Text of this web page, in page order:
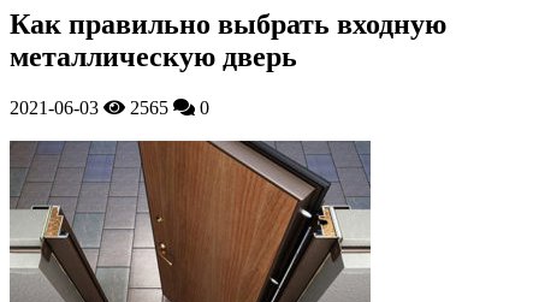
Как правильно выбрать входную
металлическую дверь
2021-06-03 2565 0